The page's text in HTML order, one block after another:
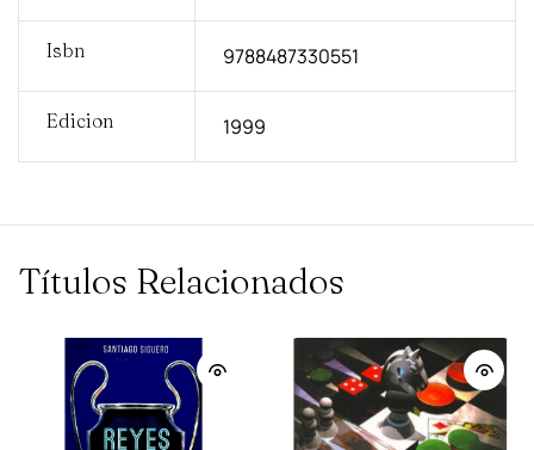
Isbn 9788487330551
Edicion 1999
Títulos Relacionados